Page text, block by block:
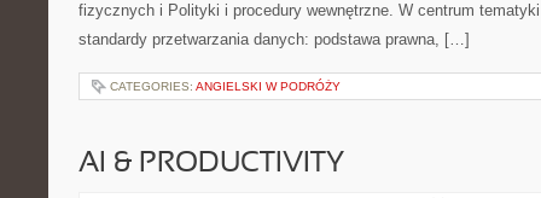
fizycznych i Polityki i procedury wewnętrzne. W centrum
standardy przetwarzania danych: podstawa prawna, […]
CATEGORIES: ANGIELSKI W PODRÓŻY
AI & PRODUCTIVITY